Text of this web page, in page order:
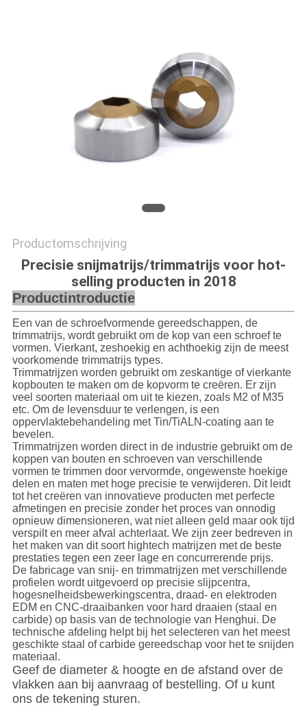
Productomschrijving
Precisie snijmatrijs/trimmatrijs voor hot-
selling producten in 2018
Productintroductie
Een van de schroefvormende gereedschappen, de
trimmatrijs, wordt gebruikt om de kop van een schroef te
vormen. Vierkant, zeshoekig en achthoekig zijn de meest
voorkomende trimmatrijs types.
Trimmatrijzen worden gebruikt om zeskantige of vierkante
kopbouten te maken om de kopvorm te creëren. Er zijn
veel soorten materiaal om uit te kiezen, zoals M2 of M35
etc. Om de levensduur te verlengen, is een
oppervlaktebehandeling met Tin/TiALN-coating aan te
bevelen.
Trimmatrijzen worden direct in de industrie gebruikt om de
koppen van bouten en schroeven van verschillende
vormen te trimmen door vervormde, ongewenste hoekige
delen en maten met hoge precisie te verwijderen. Dit leidt
tot het creëren van innovatieve producten met perfecte
afmetingen en precisie zonder het proces van onnodig
opnieuw dimensioneren, wat niet alleen geld maar ook tijd
verspilt en meer afval achterlaat. We zijn zeer bedreven in
het maken van dit soort hightech matrijzen met de beste
prestaties tegen een zeer lage en concurrerende prijs.
De fabricage van snij- en trimmatrijzen met verschillende
profielen wordt uitgevoerd op precisie slijpcentra,
hogesnelheidsbewerkingscentra, draad- en elektroden
EDM en CNC-draaibanken voor hard draaien (staal en
carbide) op basis van de technologie van Henghui. De
technische afdeling helpt bij het selecteren van het meest
geschikte staal of carbide gereedschap voor het te snijden
materiaal.
Geef de diameter & hoogte en de afstand over de
vlakken aan bij aanvraag of bestelling. Of u kunt
ons de tekening sturen.